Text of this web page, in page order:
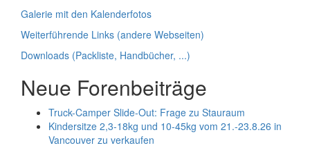
Galerie mit den Kalenderfotos
Weiterführende Links (andere Webseiten)
Downloads (Packliste, Handbücher, ...)
Neue Forenbeiträge
Truck-Camper Slide-Out: Frage zu Stauraum
Kindersitze 2,3-18kg und 10-45kg vom 21.-23.8.26 in
Vancouver zu verkaufen